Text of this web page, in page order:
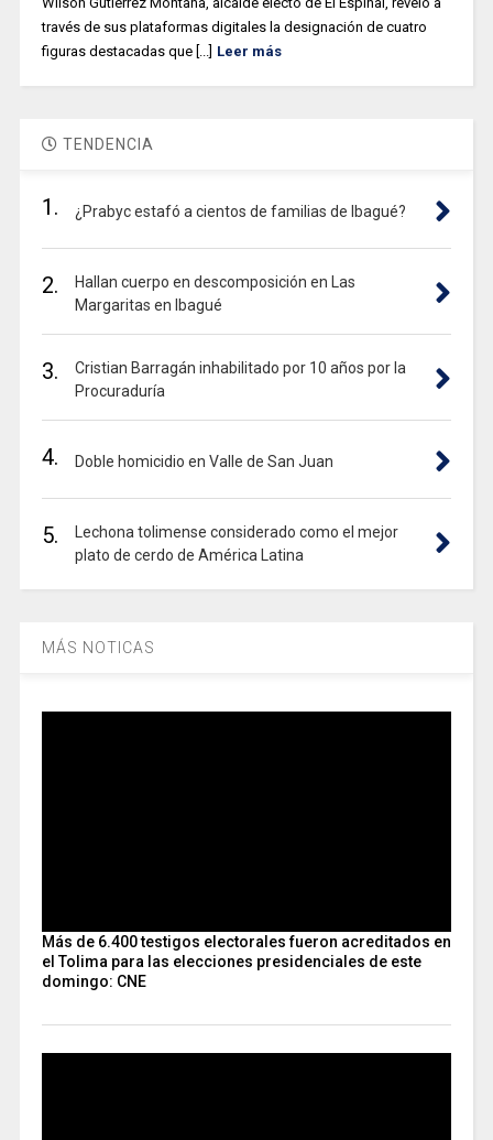
través de sus plataformas digitales la designación de cuatro
figuras destacadas que [...] Leer más
TENDENCIA
1. ¿Prabyc estafó a cientos de familias de Ibagué?
2.
Hallan cuerpo en descomposición en Las
Margaritas en Ibagué
3.
Cristian Barragán inhabilitado por 10 años por la
Procuraduría
4. Doble homicidio en Valle de San Juan
5.
Lechona tolimense considerado como el mejor
plato de cerdo de América Latina
MÁS NOTICAS
Más de 6.400 testigos electorales fueron acreditados en
el Tolima para las elecciones presidenciales de este
domingo: CNE